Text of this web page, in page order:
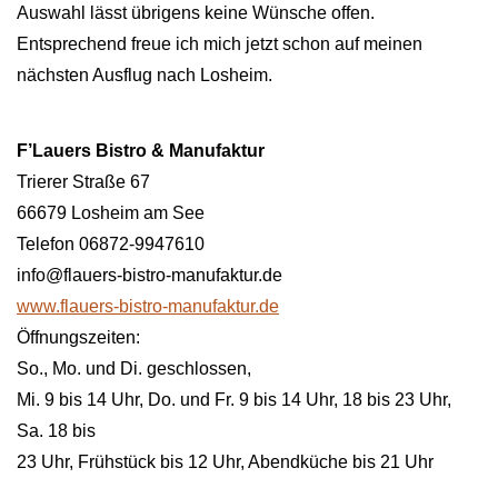
Auswahl lässt übrigens keine Wünsche offen.
Entsprechend freue ich mich jetzt schon auf meinen
nächsten Ausflug nach Losheim.
F’Lauers Bistro & Manufaktur
Trierer Straße 67
66679 Losheim am See
Telefon 06872-9947610
info@flauers-bistro-manufaktur.de
www.flauers-bistro-manufaktur.de
Öffnungszeiten:
So., Mo. und Di. geschlossen,
Mi. 9 bis 14 Uhr, Do. und Fr. 9 bis 14 Uhr, 18 bis 23 Uhr,
Sa. 18 bis
23 Uhr, Frühstück bis 12 Uhr, Abendküche bis 21 Uhr